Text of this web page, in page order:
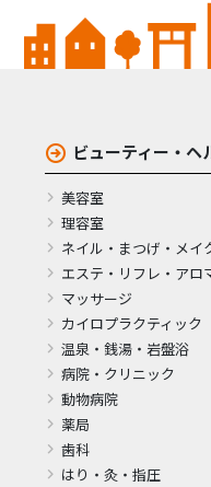
ビューティー・ヘ
美容室
理容室
ネイル・まつげ・メイ
エステ・リフレ・アロ
マッサージ
カイロプラクティック
温泉・銭湯・岩盤浴
病院・クリニック
動物病院
薬局
歯科
はり・灸・指圧